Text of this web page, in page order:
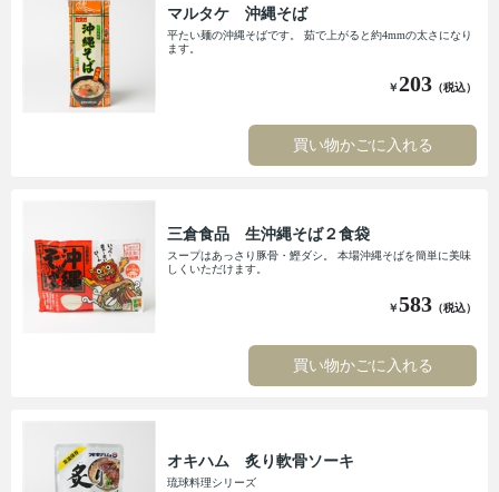
マルタケ 沖縄そば
平たい麺の沖縄そばです。 茹で上がると約4mmの太さになり
ます。
￥203 （税込）
買い物かごに入れる
三倉食品 生沖縄そば２食袋
スープはあっさり豚骨・鰹ダシ。 本場沖縄そばを簡単に美味
しくいただけます。
￥583 （税込）
買い物かごに入れる
オキハム 炙り軟骨ソーキ
琉球料理シリーズ